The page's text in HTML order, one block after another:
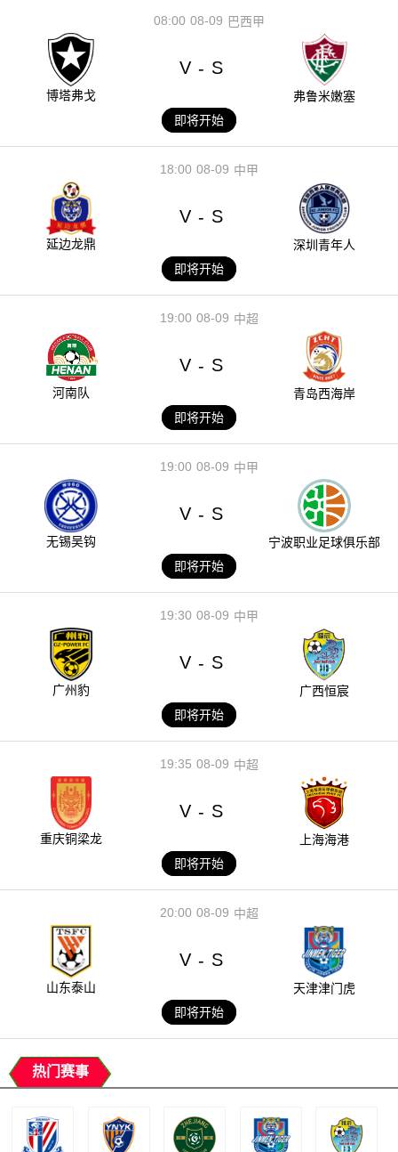
08-09
08:00 巴西甲
博塔弗戈
V - S
弗鲁米嫩塞
即将开始
08-09
18:00 中甲
延边龙鼎
V - S
深圳青年人
即将开始
08-09
19:00 中超
河南队
V - S
青岛西海岸
即将开始
08-09
19:00 中甲
无锡吴钩
V - S
宁波职业足球俱乐部
即将开始
08-09
19:30 中甲
广州豹
V - S
广西恒宸
即将开始
08-09
19:35 中超
重庆铜梁龙
V - S
上海海港
即将开始
08-09
20:00 中超
山东泰山
V - S
天津津门虎
即将开始
热门赛事